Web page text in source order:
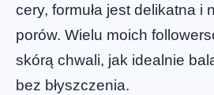
cery, formuła jest delikatna i
porów. Wielu moich
skórą chwali, jak idealnie
bez błyszczenia.